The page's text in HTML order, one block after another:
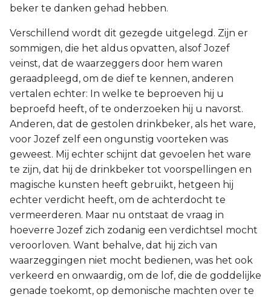
beker te danken gehad hebben.
Verschillend wordt dit gezegde uitgelegd. Zijn er
sommigen, die het aldus opvatten, alsof Jozef
veinst, dat de waarzeggers door hem waren
geraadpleegd, om de dief te kennen, anderen
vertalen echter: In welke te beproeven hij u
beproefd heeft, of te onderzoeken hij u navorst.
Anderen, dat de gestolen drinkbeker, als het ware,
voor Jozef zelf een ongunstig voorteken was
geweest. Mij echter schijnt dat gevoelen het ware
te zijn, dat hij de drinkbeker tot voorspellingen en
magische kunsten heeft gebruikt, hetgeen hij
echter verdicht heeft, om de achterdocht te
vermeerderen. Maar nu ontstaat de vraag in
hoeverre Jozef zich zodanig een verdichtsel mocht
veroorloven. Want behalve, dat hij zich van
waarzeggingen niet mocht bedienen, was het ook
verkeerd en onwaardig, om de lof, die de goddelijke
genade toekomt, op demonische machten over te